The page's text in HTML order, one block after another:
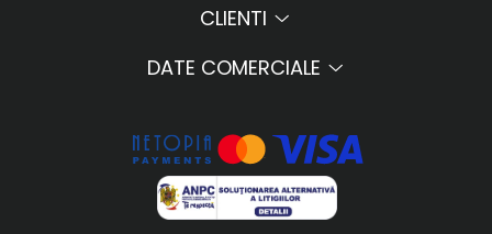
CLIENTI
DATE COMERCIALE